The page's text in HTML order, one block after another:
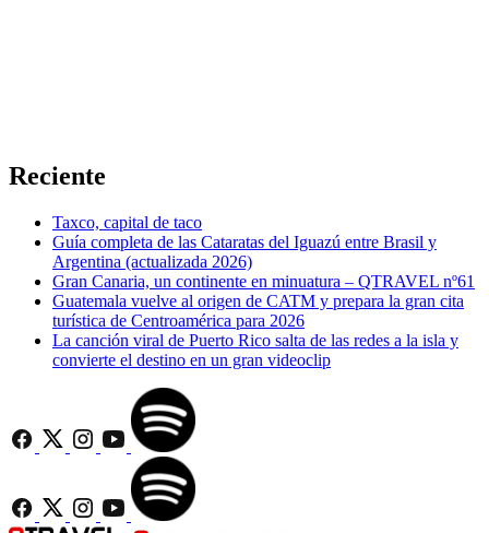
Reciente
Taxco, capital de taco
Guía completa de las Cataratas del Iguazú entre Brasil y
Argentina (actualizada 2026)
Gran Canaria, un continente en minuatura – QTRAVEL nº61
Guatemala vuelve al origen de CATM y prepara la gran cita
turística de Centroamérica para 2026
La canción viral de Puerto Rico salta de las redes a la isla y
convierte el destino en un gran videoclip